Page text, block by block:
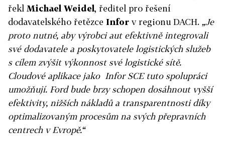
řekl Michael Weidel, ředitel pro řešení
dodavatelského řetězce Infor v regionu DACH. „Je
proto nutné, aby výrobci aut efektivně integrovali
své dodavatele a poskytovatele logistických služeb
s cílem zvýšit výkonnost své logistické sítě.
Cloudové aplikace jako Infor SCE tuto spolupráci
umožňují. Ford bude brzy schopen dosáhnout vyšší
efektivity, nižších nákladů a transparentnosti díky
optimalizovaným procesům na svých přepravních
centrech v Evropě.“